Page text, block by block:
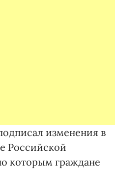
изменения в
Российской
которым граждане